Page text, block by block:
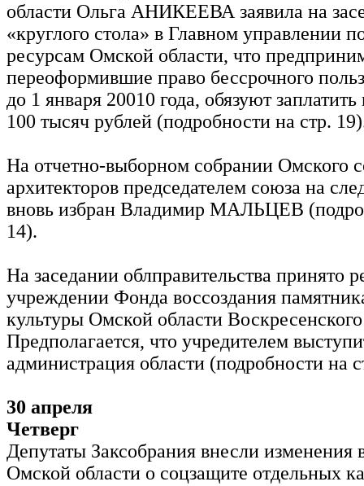
области Ольга АНИКЕЕВА заявила на
«круглого стола» в Главном управлении
ресурсам Омской области, что
переоформившие право бессрочного
до 1 января 20010 года, обязуют
100 тысяч рублей (подробности на стр.
На отчетно-выборном собрании Омского
архитекторов председателем союза на
вновь избран Владимир МАЛЬЦЕВ
14).
На заседании облправительства принято
учреждении Фонда воссоздания
культуры Омской области
Предполагается, что учредителем
администрация области (подробности на
30 апреля
Четверг
Депутаты Заксобрания внесли изменения
Омской области о соцзащите отдельных